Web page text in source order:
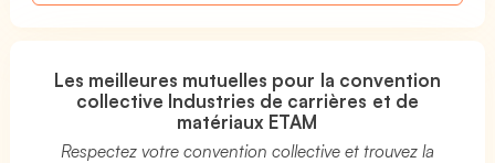
Les meilleures mutuelles pour la convention
collective Industries de carrières et de
matériaux ETAM
Respectez votre convention collective et trouvez la